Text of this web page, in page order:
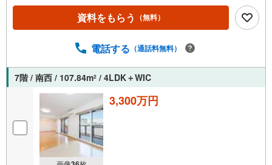
資料をもらう （無料）
電話する （通話料無料）
7階 / 南西 / 107.84m2 / 4LDK＋WIC
3,300万円